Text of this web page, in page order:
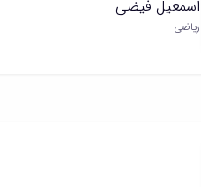
اسمعیل فیضی
ریاضی